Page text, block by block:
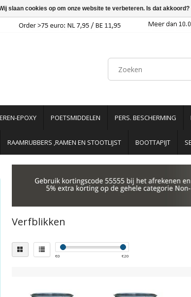
EPOXY POETSMIDDELEN PERS. BESCHERMING
RAAMRUBBERS ,RAMEN EN STOOTLIJST BOOTTAPIJT
Verfblikken
€0 €20
slaan cookies op om onze website te verbeteren. Is dat akkoord?